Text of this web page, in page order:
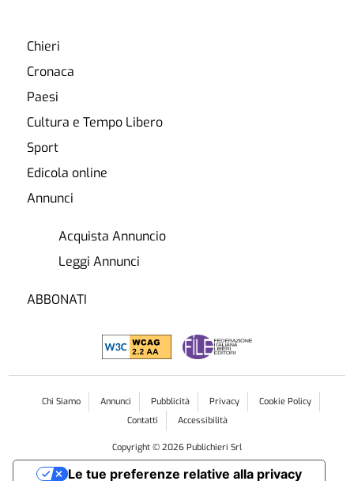
Chieri
Cronaca
Paesi
Cultura e Tempo Libero
Sport
Edicola online
Annunci
Acquista Annuncio
Leggi Annunci
ABBONATI
Chi Siamo Annunci Pubblicità Privacy
Cookie Policy
Contatti
Accessibilità
Copyright © 2026 Publichieri Srl
Le tue preferenze relative alla privacy